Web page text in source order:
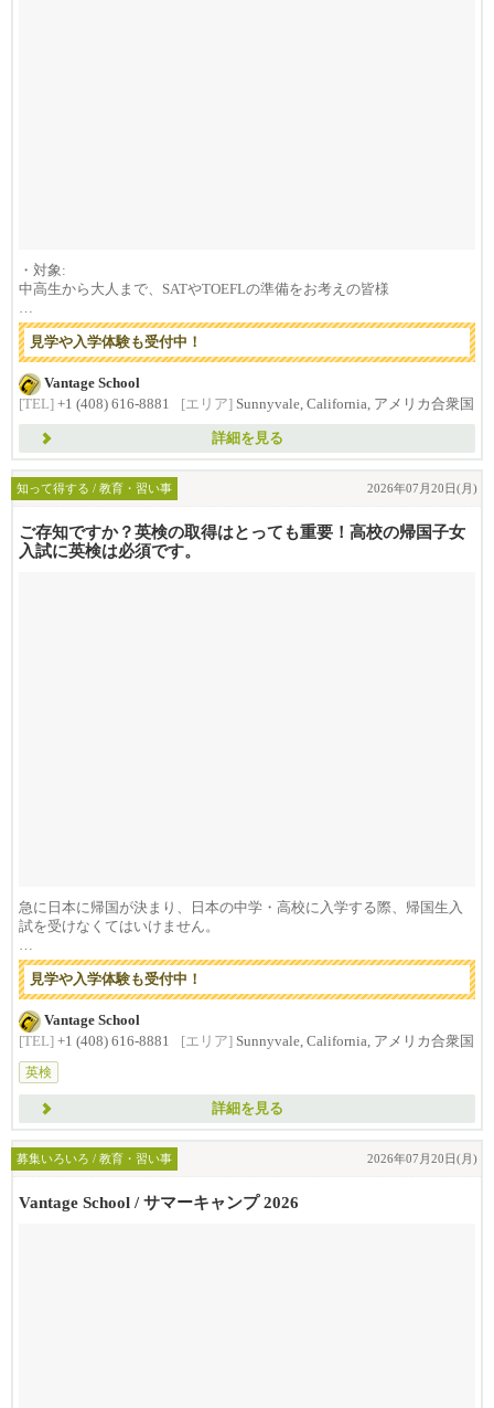
・対象:
中高生から大人まで、SATやTOEFLの準備をお考えの皆様
新たにシリコンバレーにお越しの...
見学や入学体験も受付中！
Vantage School
[TEL] +1 (408) 616-8881 [エリア] Sunnyvale, California, アメリカ合衆国
詳細を見る
知って得する / 教育・習い事 2026年07月20日(月)
ご存知ですか？英検の取得はとっても重要！高校の帰国子女
入試に英検は必須です。
急に日本に帰国が決まり、日本の中学・高校に入学する際、帰国生入
試を受けなくてはいけません。
=======...
見学や入学体験も受付中！
Vantage School
[TEL] +1 (408) 616-8881 [エリア] Sunnyvale, California, アメリカ合衆国
英検
詳細を見る
募集いろいろ / 教育・習い事 2026年07月20日(月)
Vantage School / サマーキャンプ 2026